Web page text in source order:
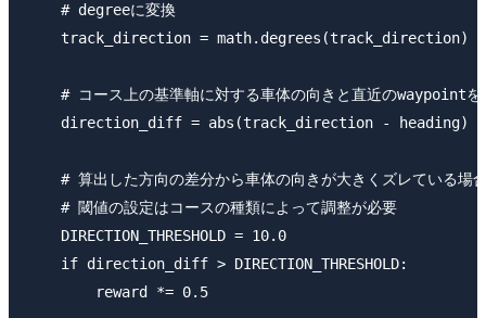
    # degreeに変換
    track_direction = math.degrees(track_direction)
# コース上の基準軸に対する車体の向きと直近のwaypointを
    direction_diff = abs(track_direction - heading)
# 算出した方向の差分から車体の向きが大きくズレている場
    # 閾値の設定はコースの種類によって調整が必要
    DIRECTION_THRESHOLD = 10.0
    if direction_diff > DIRECTION_THRESHOLD:
        reward *= 0.5